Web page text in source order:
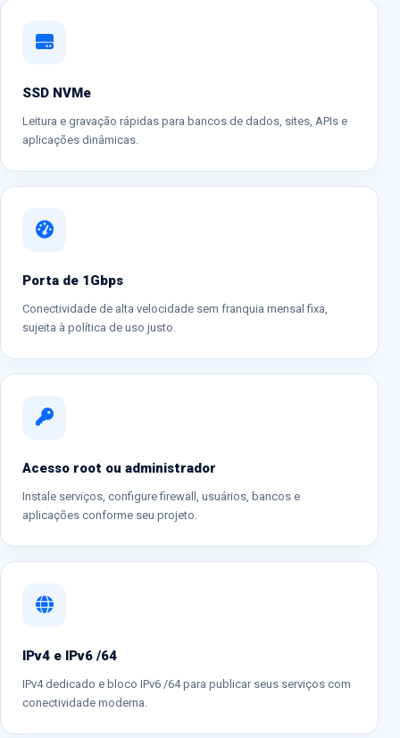
SSD NVMe
Leitura e gravação rápidas para bancos de dados, sites, APIs e
aplicações dinâmicas.
Porta de 1Gbps
Conectividade de alta velocidade sem franquia mensal fixa,
sujeita à política de uso justo.
Acesso root ou administrador
Instale serviços, configure firewall, usuários, bancos e
aplicações conforme seu projeto.
IPv4 e IPv6 /64
IPv4 dedicado e bloco IPv6 /64 para publicar seus serviços com
conectividade moderna.